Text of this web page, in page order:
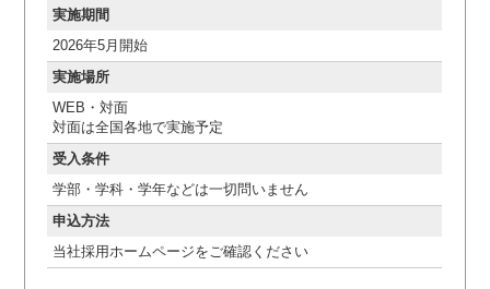
実施期間
2026年5月開始
実施場所
WEB・対面
対面は全国各地で実施予定
受入条件
学部・学科・学年などは一切問いません
申込方法
当社採用ホームページをご確認ください